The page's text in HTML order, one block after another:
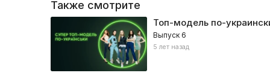
Также смотрите
Топ-модель по-
Выпуск 6
5 лет назад